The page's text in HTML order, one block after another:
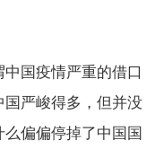
国疫情严重的借口
严峻得多，但并没
偏偏停掉了中国国